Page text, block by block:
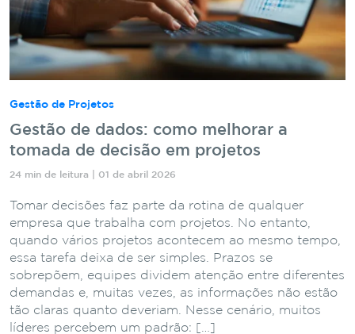
Gestão de Projetos
Gestão de dados: como melhorar a
tomada de decisão em projetos
24 min de leitura | 01 de abril 2026
Tomar decisões faz parte da rotina de qualquer
empresa que trabalha com projetos. No entanto,
quando vários projetos acontecem ao mesmo tempo,
essa tarefa deixa de ser simples. Prazos se
sobrepõem, equipes dividem atenção entre diferentes
demandas e, muitas vezes, as informações não estão
tão claras quanto deveriam. Nesse cenário, muitos
líderes percebem um padrão: […]